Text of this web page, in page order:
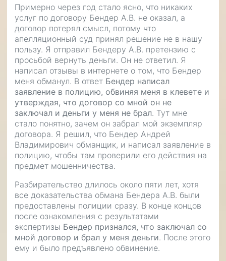
Примерно через год стало ясно, что никаких
услуг по договору Бендер А.В. не оказал, а
договор потерял смысл, потому что
апелляционный суд принял решение не в нашу
пользу. Я отправил Бендеру А.В. претензию с
просьбой вернуть деньги. Он не ответил. Я
написал отзывы в интернете о том, что Бендер
меня обманул. В ответ Бендер написал
заявление в полицию, обвиняя меня в клевете и
утверждая, что договор со мной он не
заключал и деньги у меня не брал. Тут мне
стало понятно, зачем он забрал мой экземпляр
договора. Я решил, что Бендер Андрей
Владимирович обманщик, и написал заявление в
полицию, чтобы там проверили его действия на
предмет мошенничества.
Разбирательство длилось около пяти лет, хотя
все доказательства обмана Бендера А.В. были
предоставлены полиции сразу. В конце концов
после ознакомления с результатами
экспертизы Бендер признался, что заключал со
мной договор и брал у меня деньги. После этого
ему и было предъявлено обвинение.